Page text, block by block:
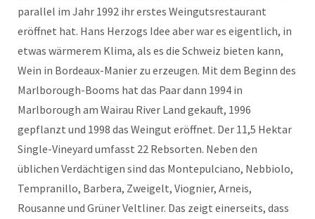
parallel im Jahr 1992 ihr erstes Weingutsrestaurant
eröffnet hat. Hans Herzogs Idee aber war es eigentlich, in
etwas wärmerem Klima, als es die Schweiz bieten kann,
Wein in Bordeaux-Manier zu erzeugen. Mit dem Beginn des
Marlborough-Booms hat das Paar dann 1994 in
Marlborough am Wairau River Land gekauft, 1996
gepflanzt und 1998 das Weingut eröffnet. Der 11,5 Hektar
Single-Vineyard umfasst 22 Rebsorten. Neben den
üblichen Verdächtigen sind das Montepulciano, Nebbiolo,
Tempranillo, Barbera, Zweigelt, Viognier, Arneis,
Rousanne und Grüner Veltliner. Das zeigt einerseits, dass